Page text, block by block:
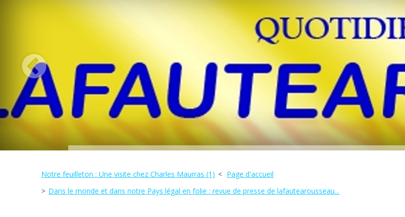
Notre feuilleton : Une visite chez Charles Maurras (1)
Page d'accueil
Dans le monde et dans notre Pays légal en folie : revue de presse de lafautearousseau...